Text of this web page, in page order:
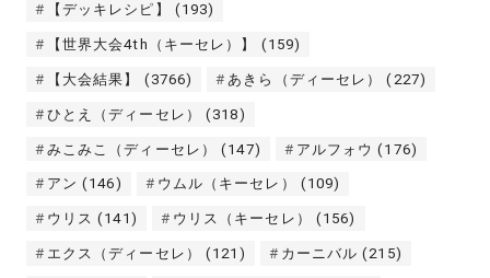
【デッキレシピ】 (193)
【世界大会4th（キーセレ）】 (159)
【大会結果】 (3766) あきら（ディーセレ） (227)
ひとえ（ディーセレ） (318)
みこみこ（ディーセレ） (147) アルフォウ (176)
アン (146) ウムル（キーセレ） (109)
ウリス (141) ウリス（キーセレ） (156)
エクス（ディーセレ） (121) カーニバル (215)